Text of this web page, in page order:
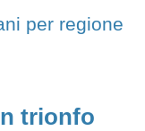
per regione
trionfo